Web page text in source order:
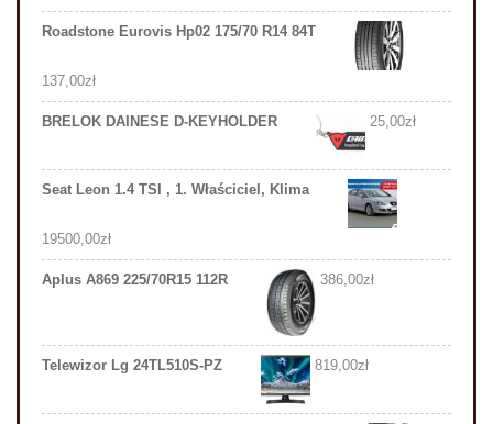
Roadstone Eurovis Hp02 175/70 R14 84T
137,00zł
BRELOK DAINESE D-KEYHOLDER 25,00zł
Seat Leon 1.4 TSI , 1. Właściciel, Klima
19500,00zł
Aplus A869 225/70R15 112R 386,00zł
Telewizor Lg 24TL510S-PZ 819,00zł